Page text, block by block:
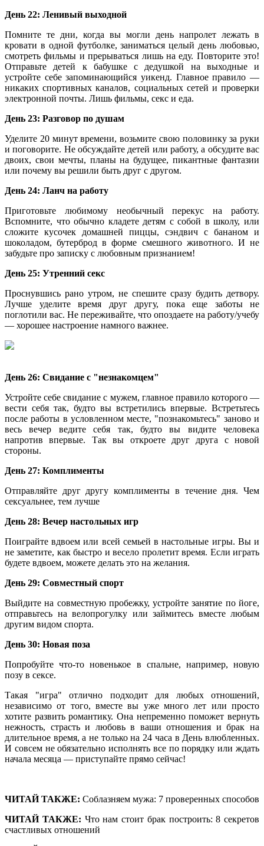
День 22: Ленивый выходной
Помните те дни, когда вы могли день напролет лежать в
кровати в одной футболке, заниматься целый день любовью,
смотреть фильмы и прерываться лишь на еду. Повторите это!
Отправьте детей к бабушке с дедушкой на выходные и
устройте себе запоминающийся уикенд. Главное правило —
никаких спортивных каналов, социальных сетей и проверки
электронной почты. Лишь фильмы, секс и еда.
День 23: Разговор по душам
Уделите 20 минут времени, возьмите свою половинку за руки
и поговорите. Не обсуждайте детей или работу, а обсудите вас
двоих, свои мечты, планы на будущее, пикантные фантазии
или почему вы решили быть друг с другом.
День 24: Ланч на работу
Приготовьте любимому необычный перекус на работу.
Вспомните, что обычно кладете детям с собой в школу, или
сложите кусочек домашней пиццы, сэндвич с бананом и
шоколадом, бутерброд в форме смешного животного. И не
забудьте про записку с любовным признанием!
День 25: Утренний секс
Проснувшись рано утром, не спешите сразу будить детвору.
Лучше уделите время друг другу, пока еще заботы не
поглотили вас. Не переживайте, что опоздаете на работу/учебу
— хорошее настроение намного важнее.
День 26: Свидание с "незнакомцем"
Устройте себе свидание с мужем, главное правило которого —
вести себя так, будто вы встретились впервые. Встретьтесь
после работы в условленном месте, "познакомьтесь" заново и
весь вечер ведите себя так, будто вы видите человека
напротив впервые. Так вы откроете друг друга с новой
стороны.
День 27: Комплименты
Отправляйте друг другу комплименты в течение дня. Чем
сексуальнее, тем лучше
День 28: Вечер настольных игр
Поиграйте вдвоем или всей семьей в настольные игры. Вы и
не заметите, как быстро и весело пролетит время. Если играть
будете вдвоем, можете делать это на желания.
День 29: Совместный спорт
Выйдите на совместную пробежку, устройте занятие по йоге,
отправьтесь на велопрогулку или займитесь вместе любым
другим видом спорта.
День 30: Новая поза
Попробуйте что-то новенькое в спальне, например, новую
позу в сексе.
Такая "игра" отлично подходит для любых отношений,
независимо от того, вместе вы уже много лет или просто
хотите развить романтику. Она непременно поможет вернуть
нежность, страсть и любовь в ваши отношения и брак на
длительное время, а не только на 24 часа в День влюбленных.
И совсем не обязательно исполнять все по порядку или ждать
начала месяца — приступайте прямо сейчас!
ЧИТАЙ ТАКЖЕ: Соблазняем мужа: 7 проверенных способов
ЧИТАЙ ТАКЖЕ: Что нам стоит брак построить: 8 секретов
счастливых отношений